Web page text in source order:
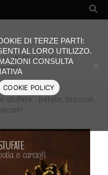
stufate …patate, broccoli,
DI TERZE PARTI:
AL LORO UTILIZZO.
CONSULTA
COOKIE POLICY